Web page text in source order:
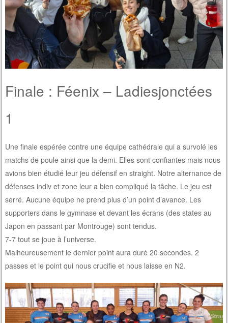
Finale : Féenix – Ladiesjonctées
1
Une finale espérée contre une équipe cathédrale qui a survolé les
matchs de poule ainsi que la demi. Elles sont confiantes mais nous
avions bien étudié leur jeu défensif en straight. Notre alternance de
défenses indiv et zone leur a bien compliqué la tâche. Le jeu est
serré. Aucune équipe ne prend plus d’un point d’avance. Les
supporters dans le gymnase et devant les écrans (des states au
Japon en passant par Montrouge) sont tendus.
7-7 tout se joue à l’universe.
Malheureusement le dernier point aura duré 20 secondes. 2
passes et le point qui nous crucifie et nous laisse en N2.